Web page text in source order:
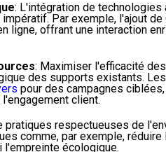
: L'intégration de
Par exemple, l'ajout
ligne, offrant une interaction
: Maximiser l'efficacité
des supports existants.
pour des campagnes
client.
pratiques respectueuses de
comme, par exemple,
écologique.